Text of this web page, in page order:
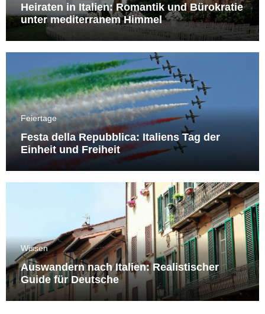
Heiraten in Italien: Romantik und Bürokratie
unter mediterranem Himmel
Feiertage
Festa della Repubblica: Italiens Tag der
Einheit und Freiheit
Wissen
Auswandern nach Italien: Realistischer
Guide für Deutsche